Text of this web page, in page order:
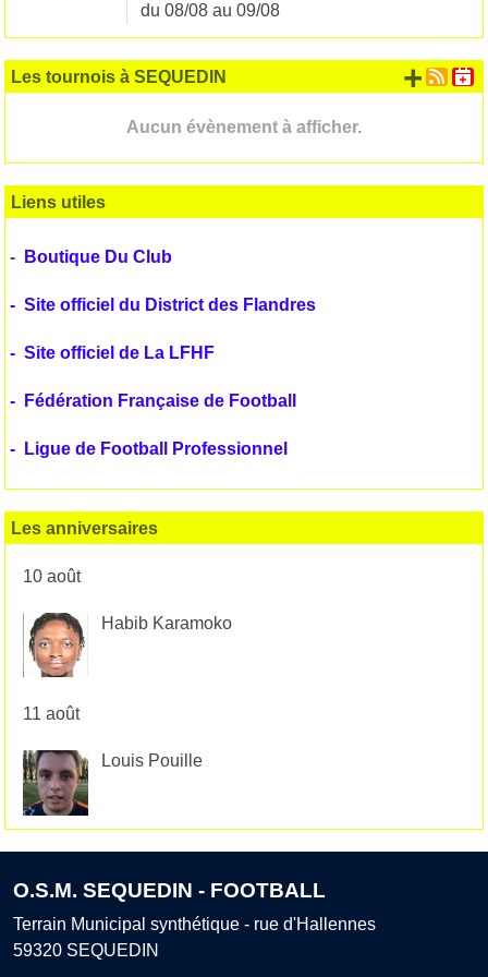
du 08/08 au 09/08
Les tournois à SEQUEDIN
Aucun évènement à afficher.
+
Liens utiles
- Boutique Du Club
- Site officiel du District des Flandres
- Site officiel de La LFHF
- Fédération Française de Football
- Ligue de Football Professionnel
Les anniversaires
10 août
Habib Karamoko
11 août
Louis Pouille
O.S.M. SEQUEDIN - FOOTBALL
Terrain Municipal synthétique - rue d'Hallennes
59320 SEQUEDIN